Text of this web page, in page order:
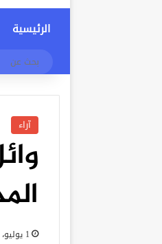
الرئيسية
آراء
1 يوليو، 2025 11:16 صباحًا